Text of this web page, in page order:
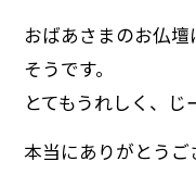
おばあさまのお仏
そうです。
とてもうれしく、じ
本当にありがとうご